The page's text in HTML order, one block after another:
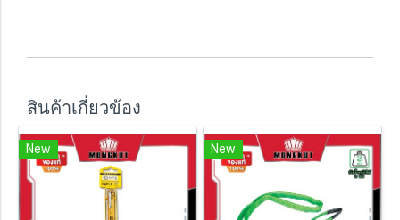
สินค้าเกี่ยวข้อง
New New